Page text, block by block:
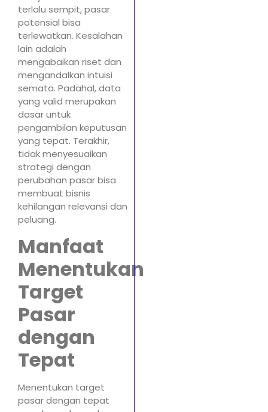
terlalu sempit, pasar
potensial bisa
terlewatkan. Kesalahan
lain adalah
mengabaikan riset dan
mengandalkan intuisi
semata. Padahal, data
yang valid merupakan
dasar untuk
pengambilan keputusan
yang tepat. Terakhir,
tidak menyesuaikan
strategi dengan
perubahan pasar bisa
membuat bisnis
kehilangan relevansi dan
peluang.
Manfaat
Menentukan
Target
Pasar
dengan
Tepat
Menentukan target
pasar dengan tepat